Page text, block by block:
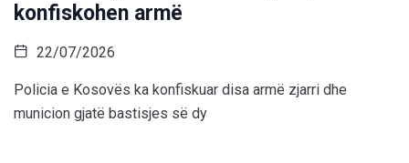
konfiskohen armë
22/07/2026
Policia e Kosovës ka konfiskuar disa armë zjarri dhe
municion gjatë bastisjes së dy